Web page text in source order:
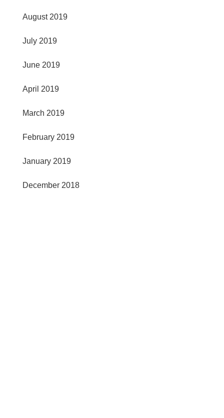
August 2019
July 2019
June 2019
April 2019
March 2019
February 2019
January 2019
December 2018